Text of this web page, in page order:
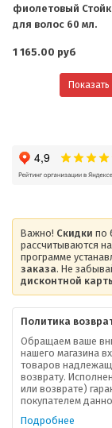
фиолетовый
для волос 60 мл.
1 165.00 руб
Показать
Важно! Скидки по
рассчитываются
программе
заказа. Не
дисконтной
Политика
Обращаем ваше
нашего магазина
товаров
возврату.
или возврате)
покупателем
Подробнее
О компании
Ваша скидка